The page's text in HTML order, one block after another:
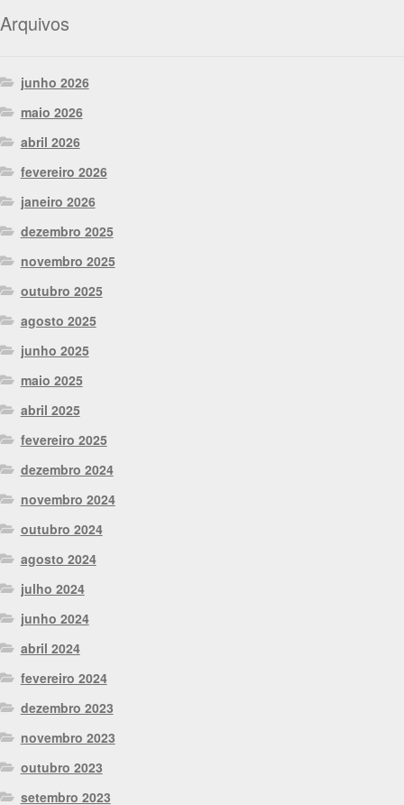
Arquivos
junho 2026
maio 2026
abril 2026
fevereiro 2026
janeiro 2026
dezembro 2025
novembro 2025
outubro 2025
agosto 2025
junho 2025
maio 2025
abril 2025
fevereiro 2025
dezembro 2024
novembro 2024
outubro 2024
agosto 2024
julho 2024
junho 2024
abril 2024
fevereiro 2024
dezembro 2023
novembro 2023
outubro 2023
setembro 2023